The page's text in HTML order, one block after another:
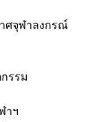
ศจุฬาลงกรณ์
รรม
าฯ